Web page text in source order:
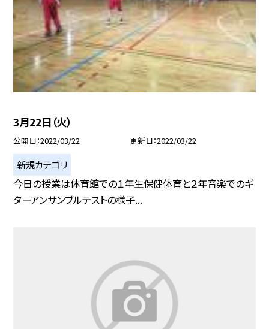
3月22日（火）
公開日 2022/03/22 更新日 2022/03/22
新規カテゴリ
今日の授業は体育館での１年生保健体育と２年音楽でのギ
ターアンサンブルテストの様子...